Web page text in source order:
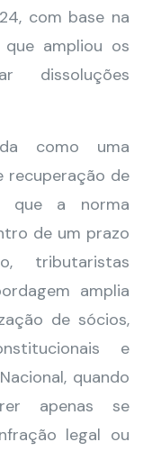
com base na
que ampliou os
dissoluções
como uma
recuperação de
que a norma
de um prazo
tributaristas
amplia
de sócios,
e
quando
apenas se
legal ou